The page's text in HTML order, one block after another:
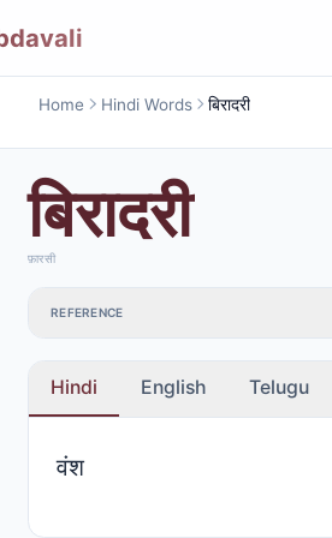
Home Hindi Words बिरादरी
बिरादरी
फ़ारसी
REFERENCE
Hindi English Telugu
वंश